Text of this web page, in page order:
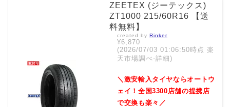
ZEETEX (ジーテックス)
ZT1000 215/60R16 【送
料無料】
created by Rinker
¥6,870
(2026/07/03 01:06:50時点 楽
天市場調べ-詳細)
＼激安輸入タイヤならオートウ
ェイ！全国3300店舗の提携店
で交換も楽々／